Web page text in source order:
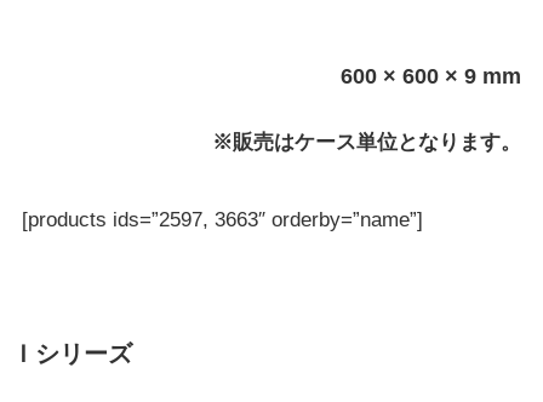
600 × 600 × 9 mm
※販売はケース単位となります。
[products ids=”2597, 3663″ orderby=”name”]
Ｉシリーズ